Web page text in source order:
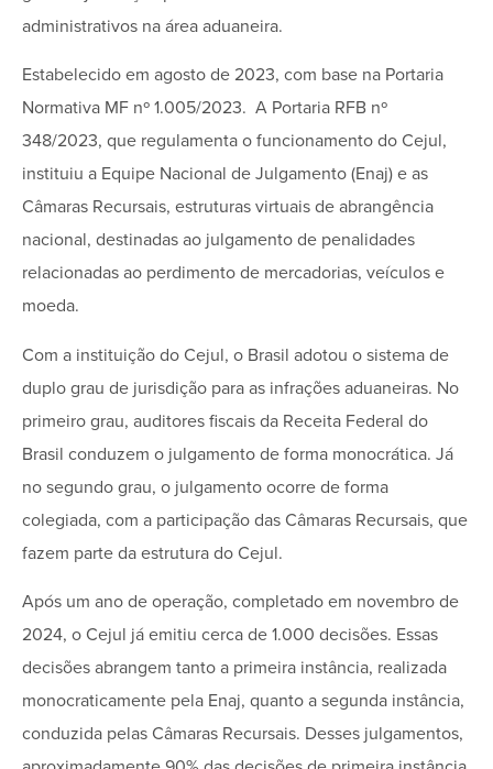
administrativos na área aduaneira.
Estabelecido em agosto de 2023, com base na Portaria
Normativa MF nº 1.005/2023. A Portaria RFB nº
348/2023, que regulamenta o funcionamento do Cejul,
instituiu a Equipe Nacional de Julgamento (Enaj) e as
Câmaras Recursais, estruturas virtuais de abrangência
nacional, destinadas ao julgamento de penalidades
relacionadas ao perdimento de mercadorias, veículos e
moeda.
Com a instituição do Cejul, o Brasil adotou o sistema de
duplo grau de jurisdição para as infrações aduaneiras. No
primeiro grau, auditores fiscais da Receita Federal do
Brasil conduzem o julgamento de forma monocrática. Já
no segundo grau, o julgamento ocorre de forma
colegiada, com a participação das Câmaras Recursais, que
fazem parte da estrutura do Cejul.
Após um ano de operação, completado em novembro de
2024, o Cejul já emitiu cerca de 1.000 decisões. Essas
decisões abrangem tanto a primeira instância, realizada
monocraticamente pela Enaj, quanto a segunda instância,
conduzida pelas Câmaras Recursais. Desses julgamentos,